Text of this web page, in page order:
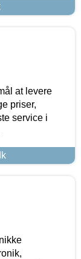
at levere
priser,
service i